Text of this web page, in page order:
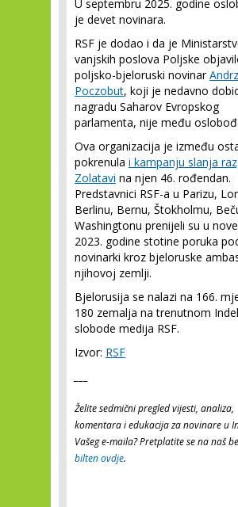
U septembru 2025. godine
je devet novinara.
RSF je dodao i da je
vanjskih poslova Poljske
poljsko-bjeloruski novinar
Poczobut, koji je nedavno
nagradu Saharov Evropskog
parlamenta, nije među
Ova organizacija je između
pokrenula i kampanju slanja
Zolatavi na njen 46. rođendan.
Predstavnici RSF-a u Parizu,
Berlinu, Bernu, Štokholmu,
Washingtonu prenijeli su u
2023. godine stotine poruka
novinarki kroz bjeloruske
njihovoj zemlji.
Bjelorusija se nalazi na 166.
180 zemalja na trenutnom
slobode medija RSF.
Izvor: RSF
Želite sedmični pregled vijesti, analiza,
komentara i edukacija za novinare u
Vašeg e-maila? Pretplatite se na naš
bilten ovdje.